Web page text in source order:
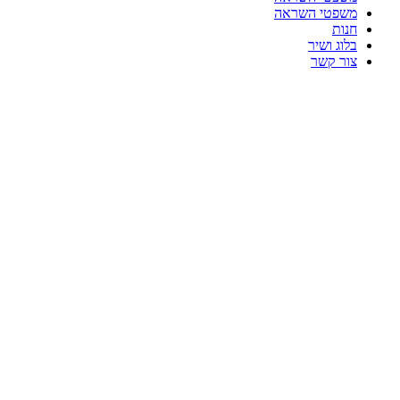
משפטי השראה
חנות
בלוג ושיר
צור קשר